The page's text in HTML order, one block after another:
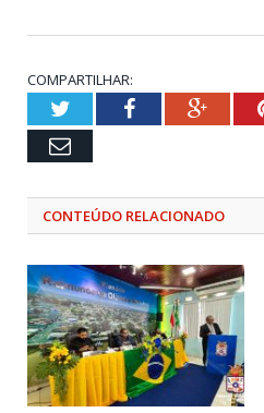
COMPARTILHAR:
TwitterFacebook
Email
CONTEÚDO RELACIONADO